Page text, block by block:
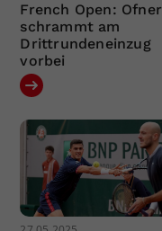
French Open: Ofner
schrammt am
Drittrundeneinzug
vorbei